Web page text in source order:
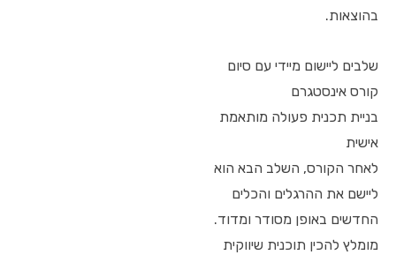
בהוצאות.
שלבים ליישום מיידי עם סיום
קורס אינסטגרם
בניית תכנית פעולה מותאמת
אישית
לאחר הקורס, השלב הבא הוא
ליישם את ההרגלים והכלים
החדשים באופן מסודר ומדוד.
מומלץ להכין תוכנית שיווקית